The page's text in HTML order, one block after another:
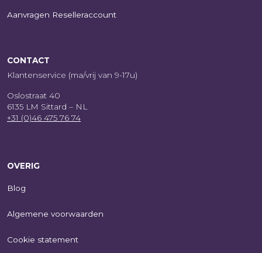
Aanvragen Reselleraccount
CONTACT
Klantenservice (ma/vrij van 9-17u)
Oslostraat 40
6135 LM Sittard – NL
+31 (0)46 475 76 74
OVERIG
Blog
Algemene voorwaarden
Cookie statement